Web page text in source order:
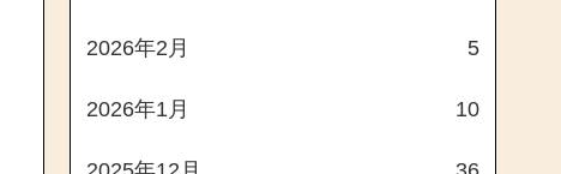
2026年2月 5
2026年1月 10